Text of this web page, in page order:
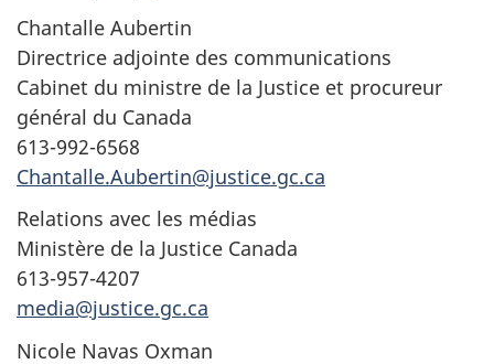
Chantalle Aubertin
Directrice adjointe des communications
Cabinet du ministre de la Justice et procureur
général du Canada
613-992-6568
Chantalle.Aubertin@justice.gc.ca
Relations avec les médias
Ministère de la Justice Canada
613-957-4207
media@justice.gc.ca
Nicole Navas Oxman